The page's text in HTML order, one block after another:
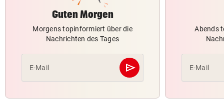
Guten Morgen
Morgens topinformiert über die
Nachrichten des Tages
E-Mail send
Abschicken
Abends
E-Mail